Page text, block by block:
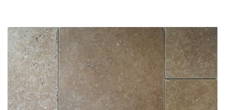
NATURSTEINE
KATALOGE
RATGEBER